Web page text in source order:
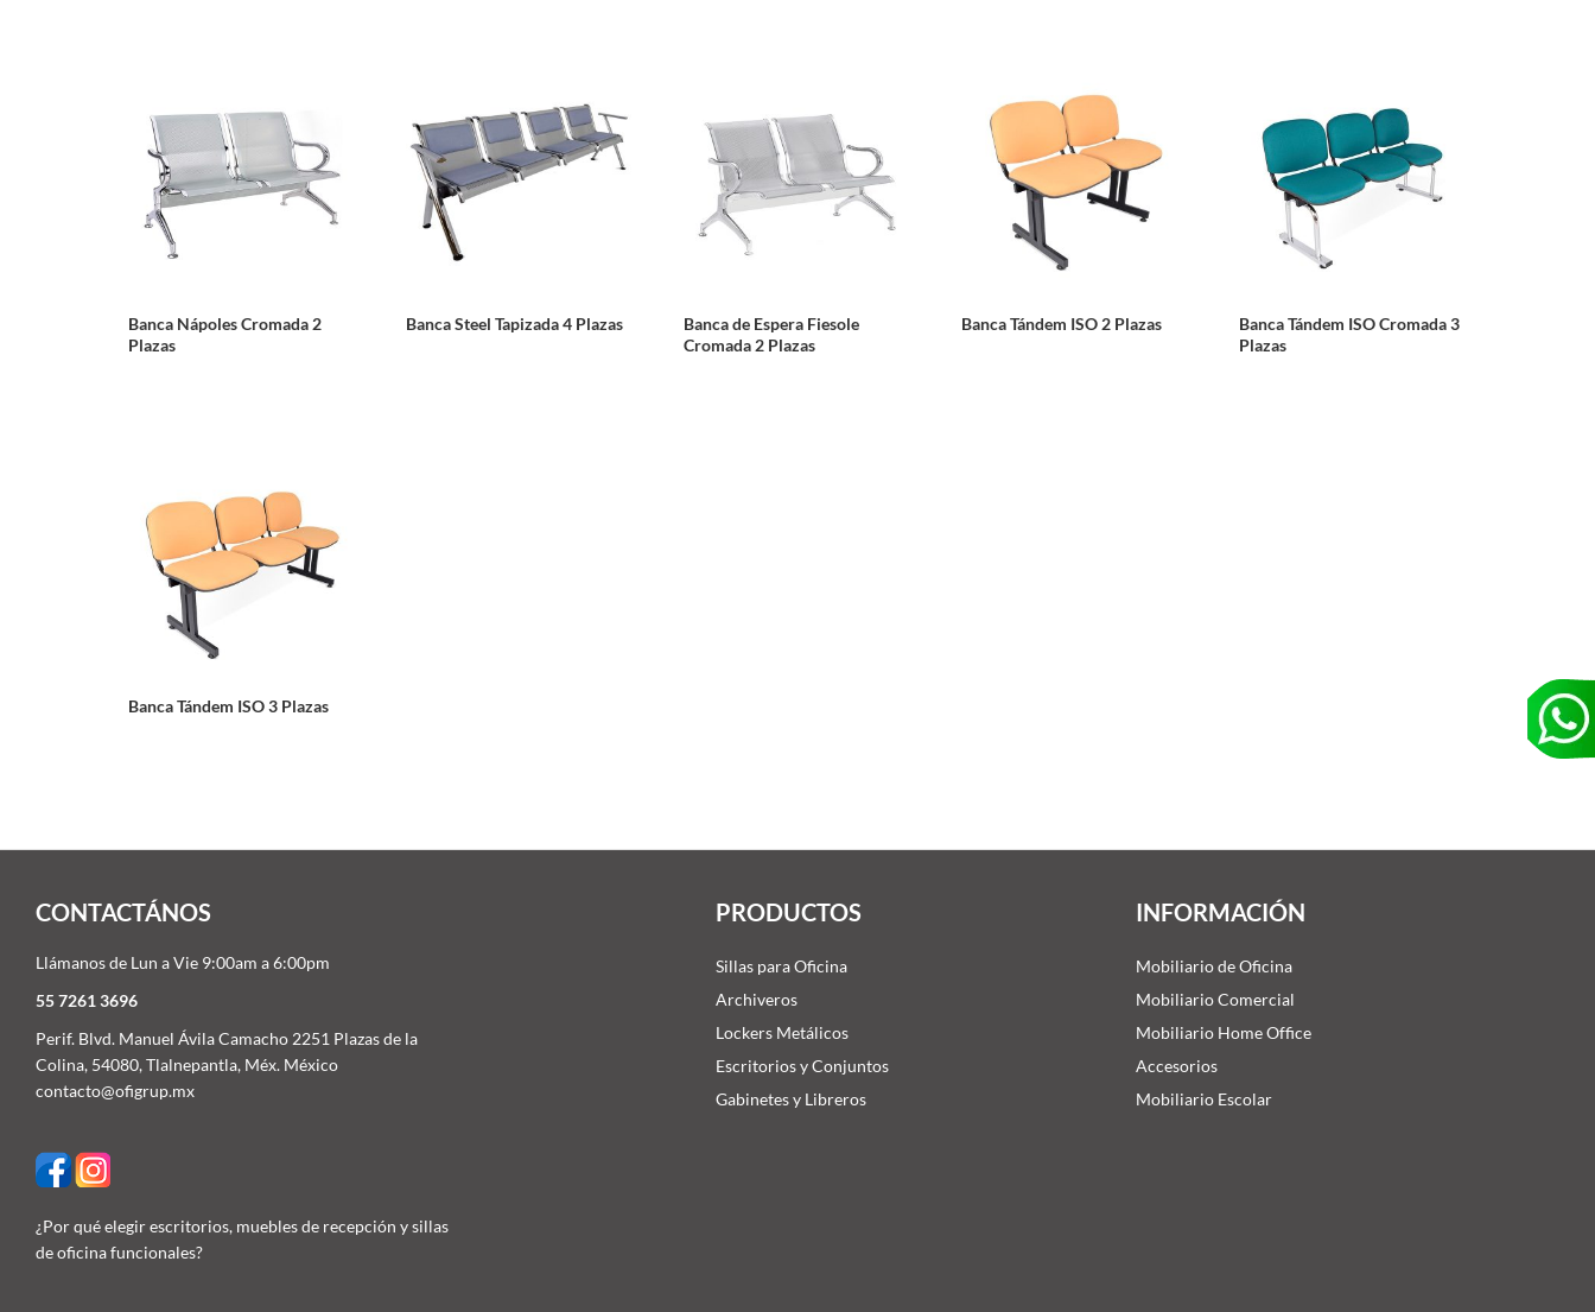
Banca Nápoles Cromada 2
Plazas
Banca Steel Tapizada 4 Plazas
Banca de Espera Fiesole
Cromada 2 Plazas
Banca Tándem ISO 2 Plazas
Banca Tándem ISO Cromada 3
Plazas
Banca Tándem ISO 3 Plazas
CONTACTÁNOS
Llámanos de Lun a Vie 9:00am a 6:00pm
55 7261 3696
Perif. Blvd. Manuel Ávila Camacho 2251 Plazas de la
Colina, 54080, Tlalnepantla, Méx. México
contacto@ofigrup.mx
¿Por qué elegir escritorios, muebles de recepción y sillas
de oficina funcionales?
PRODUCTOS
Sillas para Oficina
Archiveros
Lockers Metálicos
Escritorios y Conjuntos
Gabinetes y Libreros
INFORMACIÓN
Mobiliario de Oficina
Mobiliario Comercial
Mobiliario Home Office
Accesorios
Mobiliario Escolar